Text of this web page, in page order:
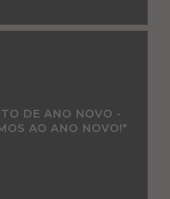
DE ANO NOVO -
AO ANO NOVO!"